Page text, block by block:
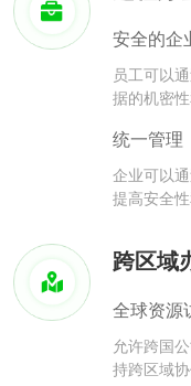
安全的企
员工可以
据的机密性
统一管理
企业可以
提高安全性
跨区域
全球资源
允许跨国
持跨区域协